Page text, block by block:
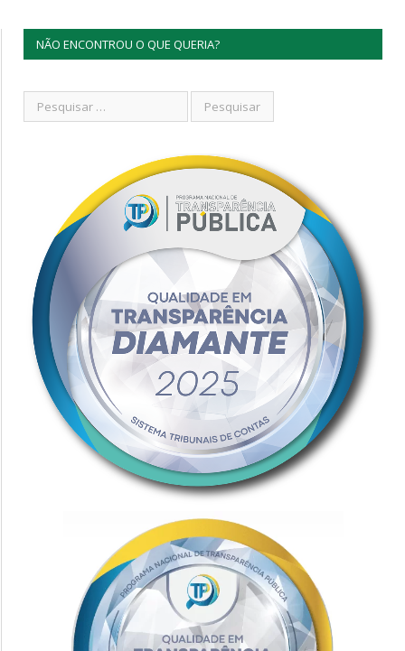
NÃO ENCONTROU O QUE QUERIA?